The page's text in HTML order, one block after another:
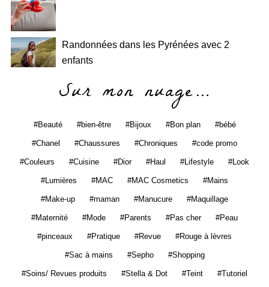
Randonnées dans les Pyrénées avec 2
enfants
Sur mon nuage…
Beauté bien-être Bijoux Bon plan bébé
Chanel Chaussures Chroniques code promo
Couleurs Cuisine Dior Haul Lifestyle Look
Lumières MAC MAC Cosmetics Mains
Make-up maman Manucure Maquillage
Maternité Mode Parents Pas cher Peau
pinceaux Pratique Revue Rouge à lèvres
Sac à mains Sepho Shopping
Soins/ Revues produits Stella & Dot Teint Tutoriel